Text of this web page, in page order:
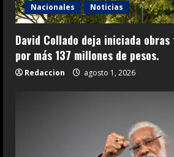
Nacionales Noticias
David Collado deja iniciada
por más 137 millones de pesos.
Redaccion agosto 1, 2026